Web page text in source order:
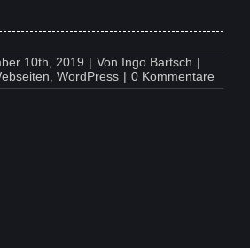
10th, 2019 | Von Ingo Bartsch |
WordPress | 0 Kommentareon